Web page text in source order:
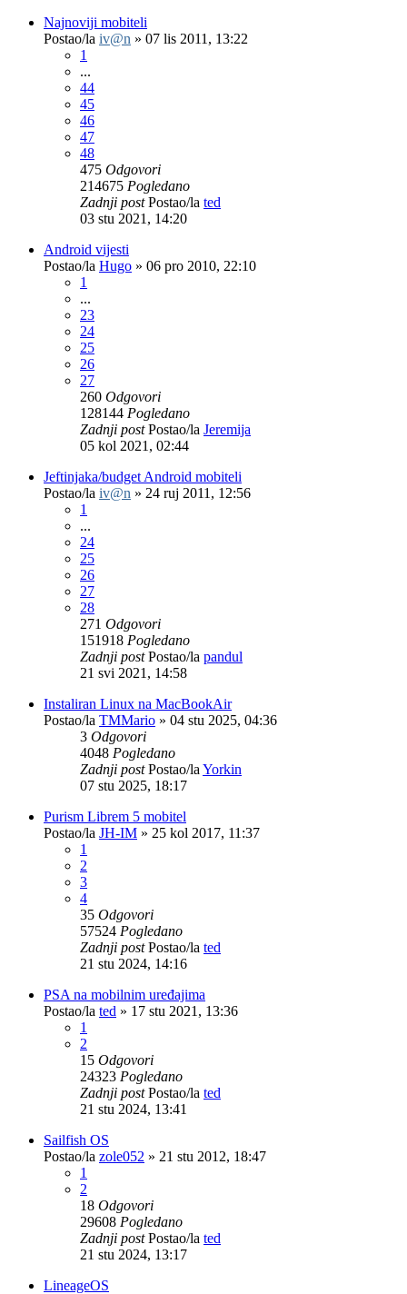
Najnoviji mobiteli
Postao/la iv@n » 07 lis 2011, 13:22
1
...
44
45
46
47
48
475 Odgovori
214675 Pogledano
Zadnji postPostao/la ted
03 stu 2021, 14:20
Android vijesti
Postao/la Hugo » 06 pro 2010, 22:10
1
...
23
24
25
26
27
260 Odgovori
128144 Pogledano
Zadnji postPostao/la Jeremija
05 kol 2021, 02:44
Jeftinjaka/budget Android mobiteli
Postao/la iv@n » 24 ruj 2011, 12:56
1
...
24
25
26
27
28
271 Odgovori
151918 Pogledano
Zadnji postPostao/la pandul
21 svi 2021, 14:58
Instaliran Linux na MacBookAir
Postao/la TMMario » 04 stu 2025, 04:36
3 Odgovori
4048 Pogledano
Zadnji postPostao/la Yorkin
07 stu 2025, 18:17
Purism Librem 5 mobitel
Postao/la JH-IM » 25 kol 2017, 11:37
1
2
3
4
35 Odgovori
57524 Pogledano
Zadnji postPostao/la ted
21 stu 2024, 14:16
PSA na mobilnim uređajima
Postao/la ted » 17 stu 2021, 13:36
1
2
15 Odgovori
24323 Pogledano
Zadnji postPostao/la ted
21 stu 2024, 13:41
Sailfish OS
Postao/la zole052 » 21 stu 2012, 18:47
1
2
18 Odgovori
29608 Pogledano
Zadnji postPostao/la ted
21 stu 2024, 13:17
LineageOS